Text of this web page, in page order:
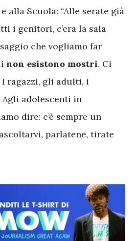
alla Scuola: “Alle serate già
i genitori, c’era la sala
che vogliamo far
non esistono mostri. Ci
I ragazzi, gli adulti, i
adolescenti in
dire: c’è sempre un
parlatene, tirate